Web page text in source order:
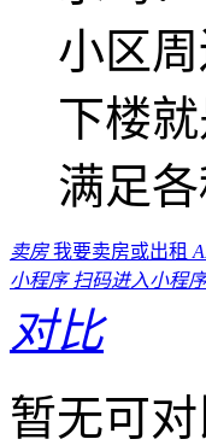
小区
下楼
满足
卖房 我要卖房或出租
小程序 扫码进入小程序
对比
暂无可